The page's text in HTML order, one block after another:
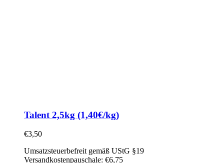
Talent 2,5kg (1,40€/kg)
€3,50
Umsatzsteuerbefreit gemäß UStG §19
Versandkostenpauschale: €6,75